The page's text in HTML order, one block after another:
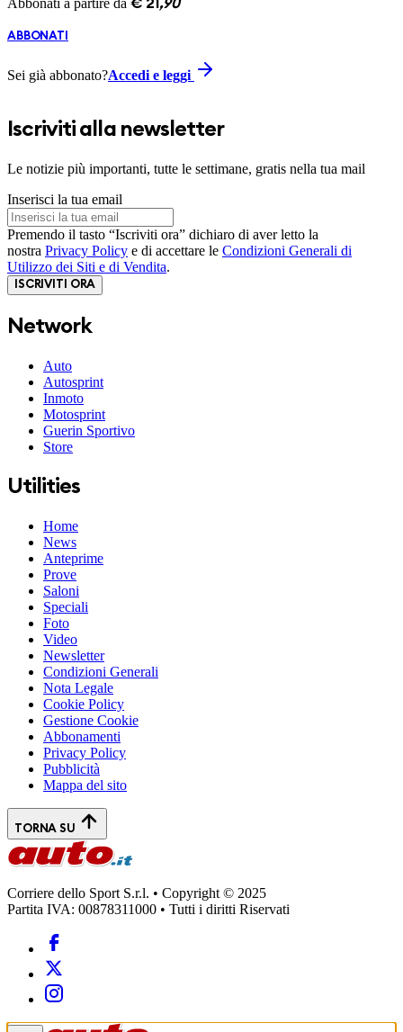
Abbonati a partire da € 21 ,90
ABBONATI
Sei già abbonato?Accedi e leggi
Iscriviti alla newsletter
Le notizie più importanti, tutte le settimane, gratis nella tua mail
Inserisci la tua email
Premendo il tasto “Iscriviti ora” dichiaro di aver letto la
nostra Privacy Policy e di accettare le Condizioni Generali di
Utilizzo dei Siti e di Vendita.
ISCRIVITI ORA
Network
Auto
Autosprint
Inmoto
Motosprint
Guerin Sportivo
Store
Utilities
Home
News
Anteprime
Prove
Saloni
Speciali
Foto
Video
Newsletter
Condizioni Generali
Nota Legale
Cookie Policy
Gestione Cookie
Abbonamenti
Privacy Policy
Pubblicità
Mappa del sito
TORNA SU
Corriere dello Sport S.r.l. • Copyright © 2025
Partita IVA: 00878311000 • Tutti i diritti Riservati